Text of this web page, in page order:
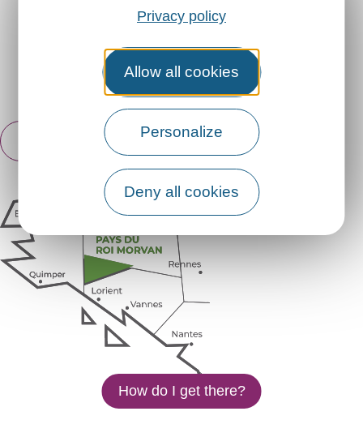
Privacy policy
Allow all cookies
Personalize
Deny all cookies
Espace pro Partners
English
Français
How do I get there?